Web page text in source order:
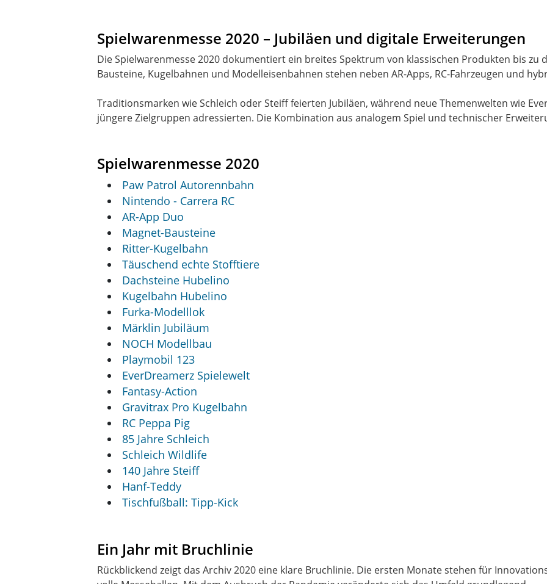
Spielwarenmesse 2020 – Jubiläen und digitale Erweiterungen
Die Spielwarenmesse 2020 dokumentiert ein breites Spektrum von klassischen Produkten bis zu
Bausteine, Kugelbahnen und Modelleisenbahnen stehen neben AR-Apps, RC-Fahrzeugen und
Traditionsmarken wie Schleich oder Steiff feierten Jubiläen, während neue Themenwelten wie
jüngere Zielgruppen adressierten. Die Kombination aus analogem Spiel und technischer
Spielwarenmesse 2020
Paw Patrol Autorennbahn
Nintendo - Carrera RC
AR-App Duo
Magnet-Bausteine
Ritter-Kugelbahn
Täuschend echte Stofftiere
Dachsteine Hubelino
Kugelbahn Hubelino
Furka-Modelllok
Märklin Jubiläum
NOCH Modellbau
Playmobil 123
EverDreamerz Spielewelt
Fantasy-Action
Gravitrax Pro Kugelbahn
RC Peppa Pig
85 Jahre Schleich
Schleich Wildlife
140 Jahre Steiff
Hanf-Teddy
Tischfußball: Tipp-Kick
Ein Jahr mit Bruchlinie
Rückblickend zeigt das Archiv 2020 eine klare Bruchlinie. Die ersten Monate stehen für